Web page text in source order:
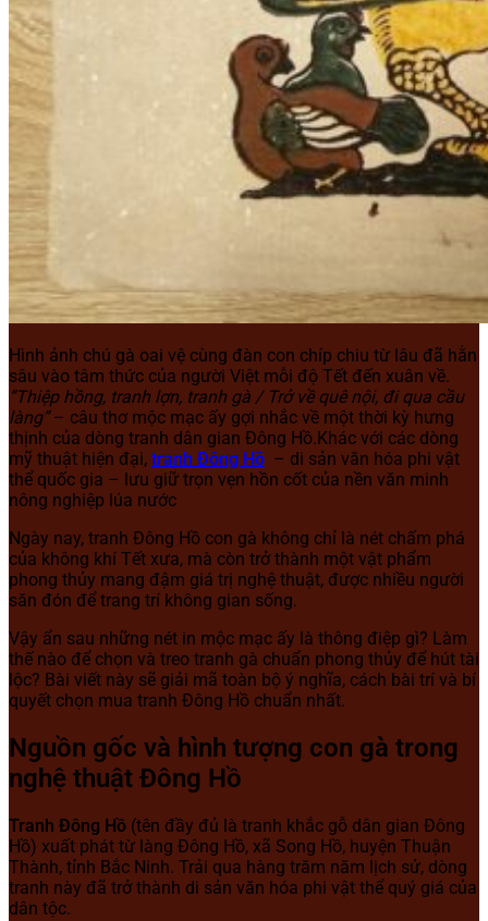
Hình ảnh chú gà oai vệ cùng đàn con chíp chiu từ lâu đã hằn
sâu vào tâm thức của người Việt mỗi độ Tết đến xuân về.
“Thiệp hồng, tranh lợn, tranh gà / Trở về quê nội, đi qua cầu
làng”– câu thơ mộc mạc ấy gợi nhắc về một thời kỳ hưng
thịnh của dòng tranh dân gian Đông Hồ.Khác với các dòng
mỹ thuật hiện đại, tranh Đông Hồ – di sản văn hóa phi vật
thể quốc gia – lưu giữ trọn vẹn hồn cốt của nền văn minh
nông nghiệp lúa nước
Ngày nay, tranh Đông Hồ con gà không chỉ là nét chấm phá
của không khí Tết xưa, mà còn trở thành một vật phẩm
phong thủy mang đậm giá trị nghệ thuật, được nhiều người
săn đón để trang trí không gian sống.
Vậy ẩn sau những nét in mộc mạc ấy là thông điệp gì? Làm
thế nào để chọn và treo tranh gà chuẩn phong thủy để hút tài
lộc? Bài viết này sẽ giải mã toàn bộ ý nghĩa, cách bài trí và bí
quyết chọn mua tranh Đông Hồ chuẩn nhất.
Nguồn gốc và hình tượng con gà trong
nghệ thuật Đông Hồ
Tranh Đông Hồ (tên đầy đủ là tranh khắc gỗ dân gian Đông
Hồ) xuất phát từ làng Đông Hồ, xã Song Hồ, huyện Thuận
Thành, tỉnh Bắc Ninh. Trải qua hàng trăm năm lịch sử, dòng
tranh này đã trở thành di sản văn hóa phi vật thể quý giá của
dân tộc.